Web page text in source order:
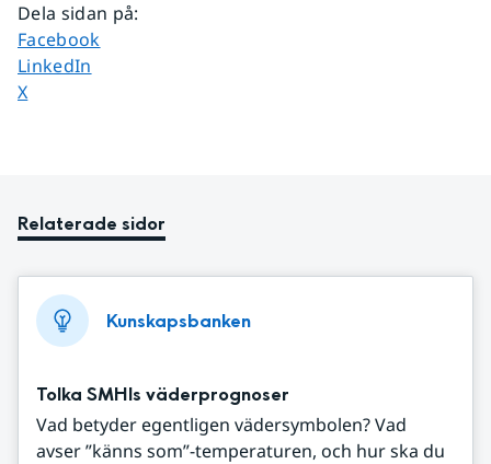
Dela sidan på:
Dela sidan på
Facebook
Dela sidan på
LinkedIn
Dela sidan på
X
Relaterade sidor
Kunskapsbanken
Tolka SMHIs väderprognoser
Vad betyder egentligen vädersymbolen? Vad
avser ”känns som”-temperaturen, och hur ska du